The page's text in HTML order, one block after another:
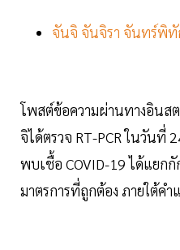
จันจิ จันจิรา จันทร์พิ
โพสต์ข้อความผ่านทางอินสต
จิได้ตรวจ RT-PCR ในวันที่
พบเชื้อ COVID-19 ได้แยก
มาตรการที่ถูกต้อง ภายใต้ค